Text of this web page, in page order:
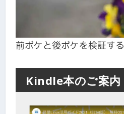
前ボケと後ボケを検証する
Kindle本のご案内